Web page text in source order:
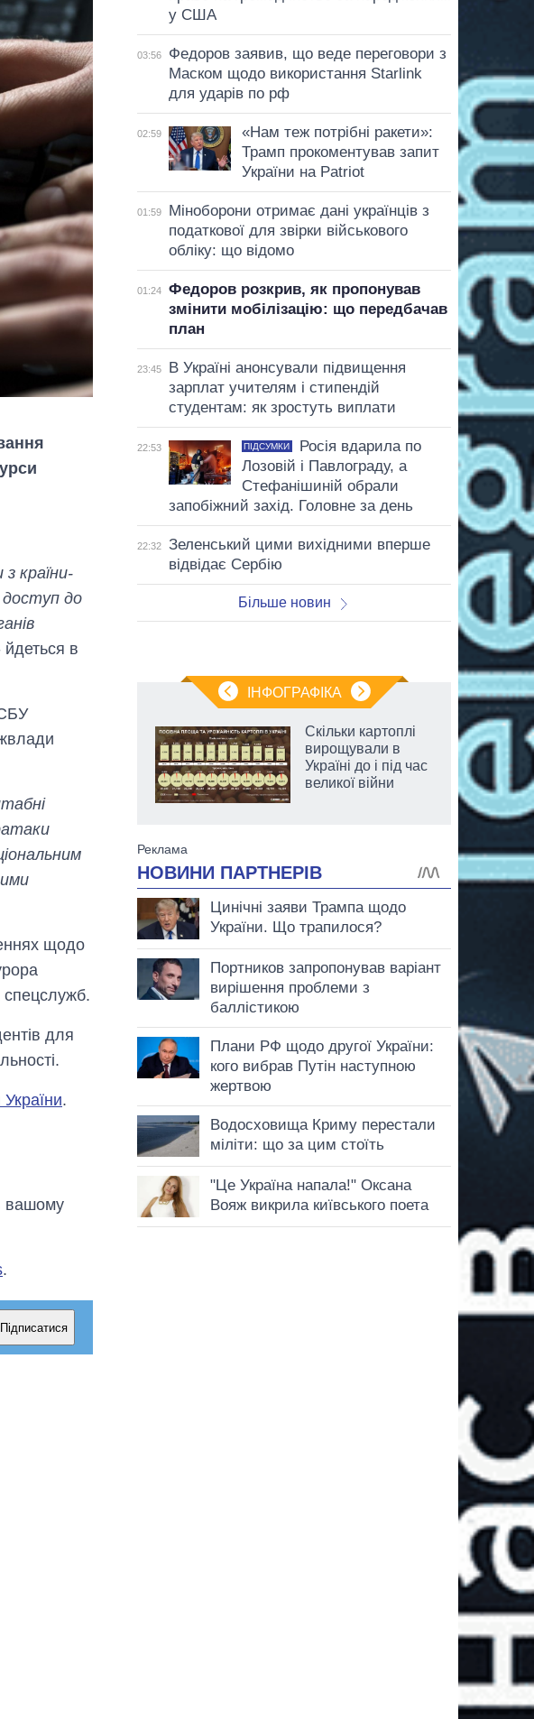
з країни-
до
йдеться в
щодо
спецслужб.
для
.
вашому
.
Підписатися
у США
03:56
Федоров заявив, що веде переговори з
Маском щодо використання Starlink
для ударів по рф
02:59
«Нам теж потрібні ракети»:
Трамп прокоментував запит
України на Patriot
01:59
Міноборони отримає дані українців з
податкової для звірки військового
обліку: що відомо
01:24
Федоров розкрив, як пропонував
змінити мобілізацію: що передбачав
план
23:45
В Україні анонсували підвищення
зарплат учителям і стипендій
студентам: як зростуть виплати
22:53 ПІДСУМКИ
Росія вдарила по
Лозовій і Павлограду, а
Стефанішиній обрали
запобіжний захід. Головне за день
22:32
Зеленський цими вихідними вперше
відвідає Сербію
Більше новин
ІНФОГРАФІКА
війни з
Скільки картоплі
вирощували в
Україні до і під час
великої війни